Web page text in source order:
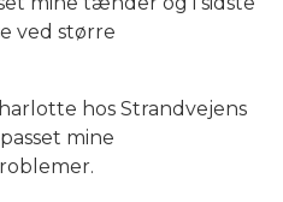
ved større
hos Strandvejens
mine